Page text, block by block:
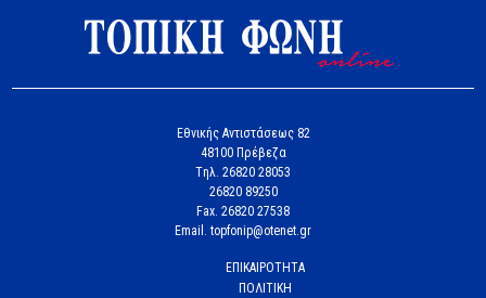
Εθνικής Αντιστάσεως 82
48100 Πρέβεζα
Tηλ. 26820 28053
26820 89250
Fax. 26820 27538
Email. topfonip@otenet.gr
ΕΠΙΚΑΙΡΟΤΗΤΑ
ΠΟΛΙΤΙΚΗ